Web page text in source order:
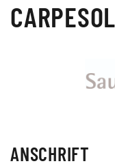
ANSCHRIFT